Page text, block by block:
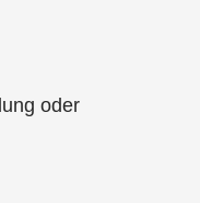
oder